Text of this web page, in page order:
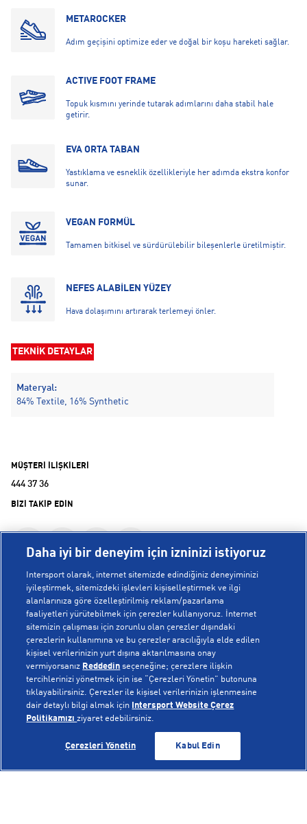
SEPETE EKLE
METAROCKER
Adım geçişini optimize eder ve doğal bir koşu hareketi sağlar.
ACTIVE FOOT FRAME
Topuk kısmını yerinde tutarak adımlarını daha stabil hale
getirir.
EVA ORTA TABAN
Yastıklama ve esneklik özellikleriyle her adımda ekstra konfor
sunar.
VEGAN FORMÜL
Tamamen bitkisel ve sürdürülebilir bileşenlerle üretilmiştir.
NEFES ALABİLEN YÜZEY
Hava dolaşımını artırarak terlemeyi önler.
TEKNİK DETAYLAR
Materyal:
84% Textile, 16% Synthetic
SEPETE EKLE
MÜŞTERİ İLİŞKİLERİ
444 37 36
BİZİ TAKİP EDİN
KURUMSAL
Hakkımızda
Mağazalarımız
Bilgi Toplumu Hizmetleri
Gizlilik Politikası
İşlem Rehberi
Kampanyalar
YARDIM
Sipariş Takibi
İptal & İade
Sıkça Sorulan Sorular
Yetkili Servis Listesi
POPÜLER KOLEKSİYONLAR
Voleybol Milli Takım Formaları
New Balance 408
Daha iyi bir deneyim için izninizi istiyoruz
Intersport olarak, internet sitemizde edindiğiniz deneyiminizi
iyileştirmek, sitemizdeki işlevleri kişiselleştirmek ve ilgi
alanlarınıza göre özelleştirilmiş reklam/pazarlama
faaliyetleri yürütebilmek için çerezler kullanıyoruz. İnternet
sitemizin çalışması için zorunlu olan çerezler dışındaki
çerezlerin kullanımına ve bu çerezler aracılığıyla elde edilen
kişisel verilerinizin yurt dışına aktarılmasına onay
vermiyorsanız Reddedin seçeneğine; çerezlere ilişkin
tercihlerinizi yönetmek için ise “Çerezleri Yönetin” butonuna
tıklayabilirsiniz. Çerezler ile kişisel verilerinizin işlenmesine
dair detaylı bilgi almak için
Intersport Website Çerez
Politikamızıziyaret edebilirsiniz.
Çerezleri Yönetin Kabul Edin